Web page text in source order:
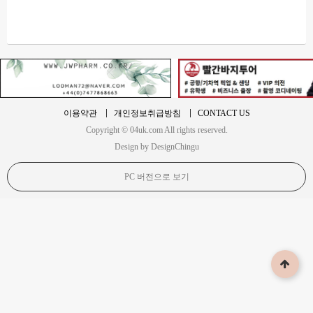
이용약관 개인정보취급방침
CONTACT US
Copyright © 04uk.com All rights reserved.
Design by DesignChingu
PC 버전으로 보기